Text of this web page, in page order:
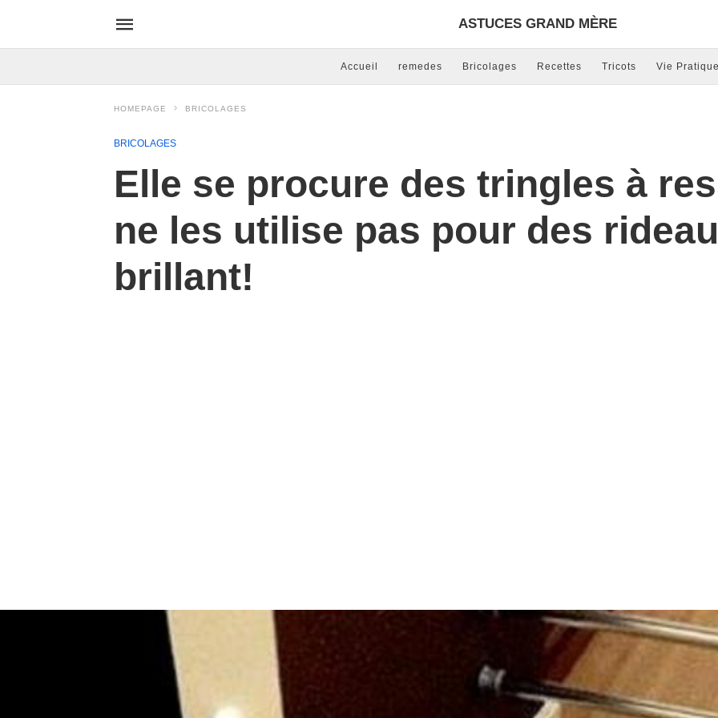
ASTUCES GRAND MÈRE
Accueil remedes Bricolages Recettes Tricots Vie
HOMEPAGE BRICOLAGES
BRICOLAGES
Elle se procure des tringles à
ne les utilise pas pour des
brillant!